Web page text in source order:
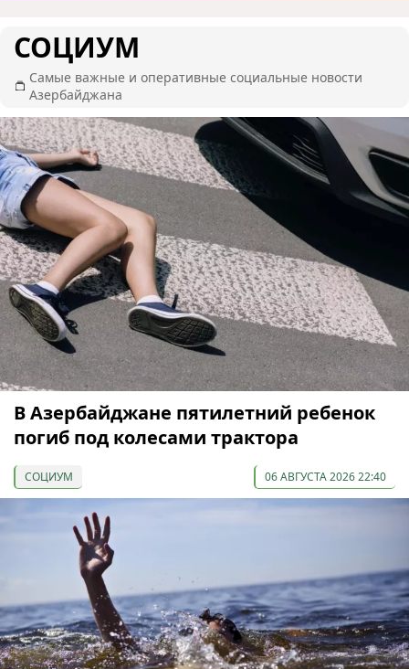
СОЦИУМ
Самые важные и оперативные социальные новости
Азербайджана
В Азербайджане пятилетний ребенок
погиб под колесами трактора
СОЦИУМ 06 АВГУСТА 2026 22:40